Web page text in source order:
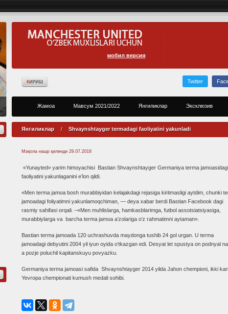
мобил версия
Twitter
Жамоа Мавсум 2021/2022 Янгиликлар Эксклюзив
Янгиликлар / Shvaynshtayger termadagi faoliyatini yakunladi
Мақола нашр қилинди 29.07.2016
«Yunayted» yarim himoyachisi Bastian Shvaynshtayger Germaniya terma jamoasidagi
faoliyatini yakunlaganini e’lon qildi.
«Men terma jamoa bosh murabbiyidan kelajakdagi rejasiga kiritmasligi aytdim, chunki
jamoadagi foliyatimni yakunlamoqchiman, — deya xabar berdi Bastian Facebook dagi
rasmiy sahifasi orqali. –«Men muhlislarga, hamkasblarimga, futbol assotsiatsiyasiga,
murabbiylarga va barcha terma jamoa a’zolariga o‘z rahmatimni aytaman».
Bastian terma jamoada 120 uchrashuvda maydonga tushib 24 gol urgan. U terma
jamoadagi debyutini 2004 yil iyun oyida o‘tkazgan edi. Desyat let spustya on podnyal
a pozje poluchil kapitanskuyu povyazku.
Germaniya terma jamoasi safida Shvaynshtayger 2014 yilda Jahon chempioni, ikki
Yevropa chempionati kumush medali sohibi.